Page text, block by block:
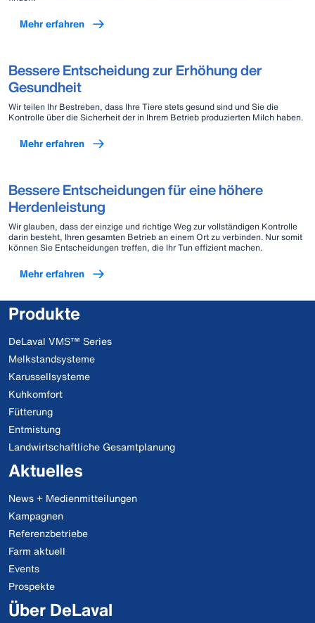
Mehr erfahren
Bessere Entscheidung zur Erhöhung der
Gesundheit
Wir teilen Ihr Bestreben, dass Ihre Tiere stets gesund sind und Sie die
Kontrolle über die Sicherheit der in Ihrem Betrieb produzierten Milch haben.
Mehr erfahren
Bessere Entscheidungen für eine höhere
Herdenleistung
Wir glauben, dass der einzige und richtige Weg zur vollständigen Kontrolle
darin besteht, Ihren gesamten Betrieb an einem Ort zu verbinden. Nur somit
können Sie Entscheidungen treffen, die Ihr Tun effizient machen.
Mehr erfahren
Produkte
DeLaval VMS™ Series
Melkstandsysteme
Karussellsysteme
Kuhkomfort
Fütterung
Entmistung
Landwirtschaftliche Gesamtplanung
Aktuelles
News + Medienmitteilungen
Kampagnen
Referenzbetriebe
Farm aktuell
Events
Prospekte
Über DeLaval